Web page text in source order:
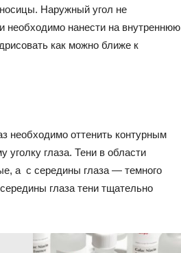
Наружный угол не
необходимо нанести на внутреннюю
как можно ближе к
необходимо оттенить контурным
уголку глаза. Тени в области
а с середины глаза — темного
глаза тени тщательно